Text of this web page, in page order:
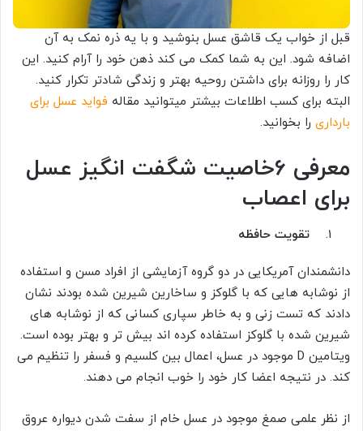
قبل از خواب یک قاشق عسل بنوشید و با یه ذره نمک به آن
اضافه شود. این به شما کمک می کند ذهن خود را آرام کنید. این
کار را روزانه برای داشتن روحیه بهتر و زندگی شادتر تکرار کنید.
البته برای کسب اطلاعات بیشتر میتوانید مقاله فواید عسل برای
بارداری را بخوانید.
معرفی 6خاصیت شگفت انگیز عسل
برای اعصاب
تقویت حافظه
دانشمندان آمریکایی در دو گروه آزمایشی از افراد مسن و استفاده
از نوشابه هایی که با گلوکز و ساخارین شیرین شده بودند نشان
دادند که تست زنی و به خاطر سپاری کسانی که از نوشابه های
شیرین شده با گلوکز استفاده کرده اند بیش تر و بهتر بوده است.
ویتامین D موجود در عسل، اعمال بین کلسیم و فسفر را تنظیم می
کند. در نتیجه اعضا کار خود را خوب انجام می دهند.
از نظر علمی صمغ موجود در عسل خام از سفت شدن دیواره عروق